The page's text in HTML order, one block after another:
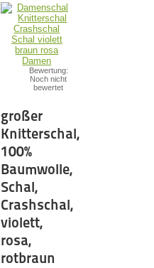
Bewertung:
Noch nicht
bewertet
großer
Knitterschal,
100%
Baumwolle,
Schal,
Crashschal,
violett,
rosa,
rotbraun